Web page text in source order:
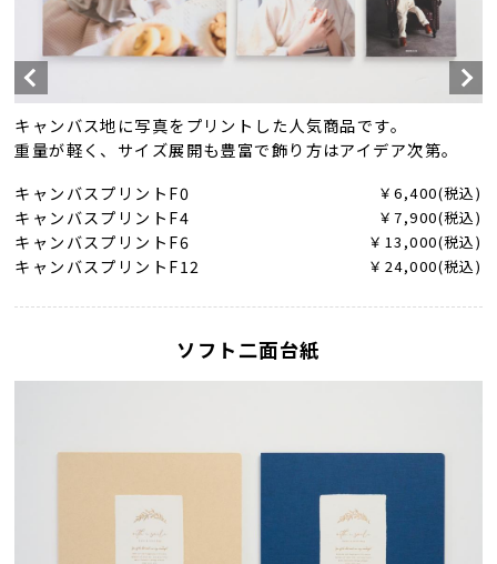
キャンバス地に写真をプリントした人気商品です。
重量が軽く、サイズ展開も豊富で飾り方はアイデア次第。
キャンバスプリントF0 ￥6,400(税込)
キャンバスプリントF4 ￥7,900(税込)
キャンバスプリントF6 ￥13,000(税込)
キャンバスプリントF12 ￥24,000(税込)
ソフト二面台紙